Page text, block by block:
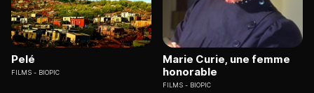
Pelé
FILMS BIOPIC
Marie Curie, une femme
honorable
FILMS BIOPIC